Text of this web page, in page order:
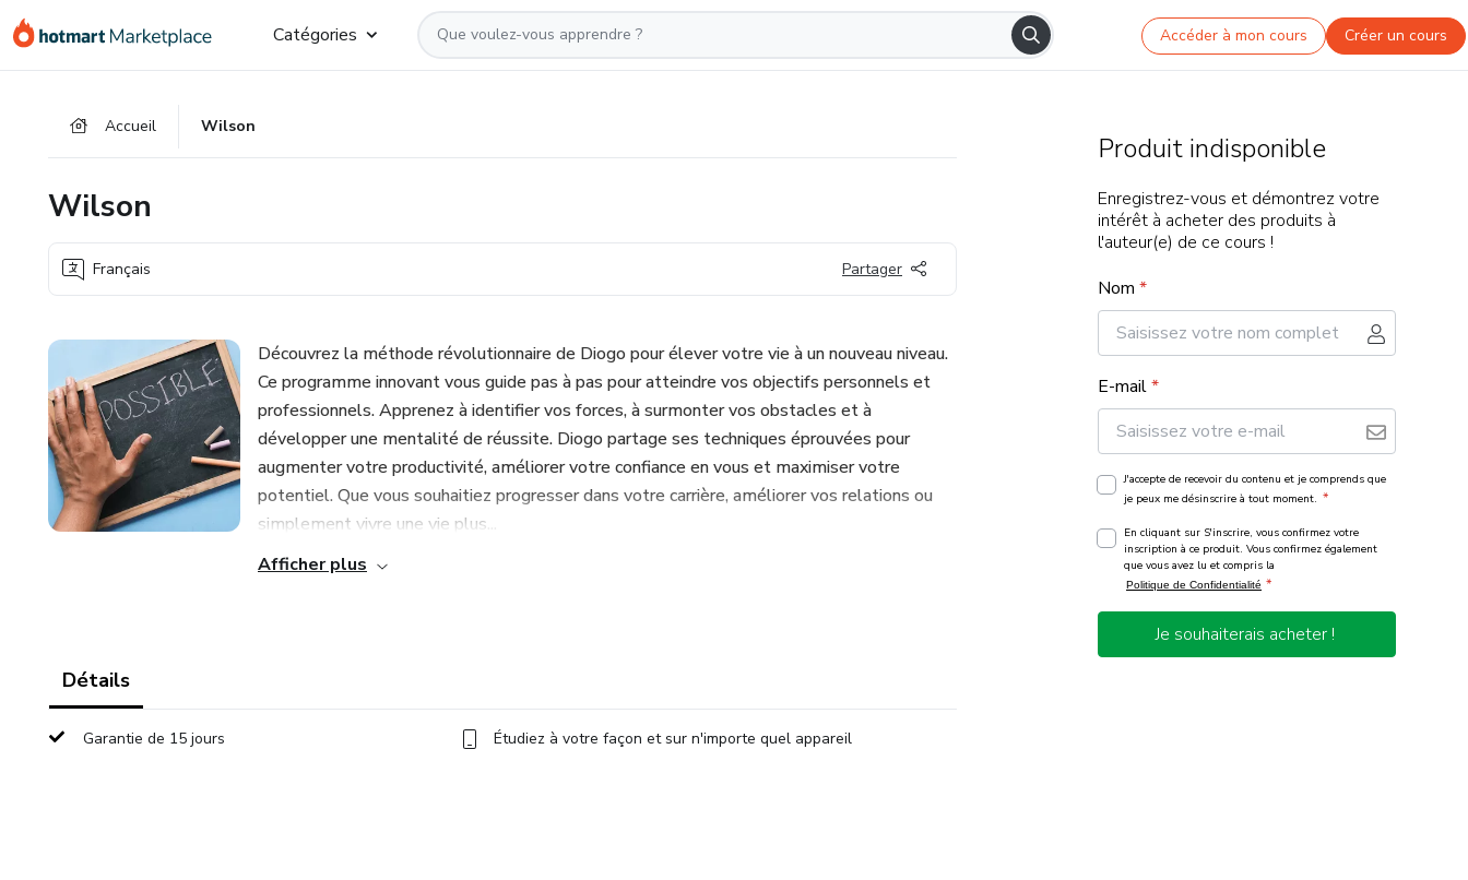
Aller
vers
Procéder
Aller
vers
Catégories Accéder à mon cours Créer un cours
Accueil Wilson
Wilson
Français Partager
Découvrez la méthode révolutionnaire de Diogo pour élever votre vie à un nouveau niveau.
Ce programme innovant vous guide pas à pas pour atteindre vos objectifs personnels et
professionnels. Apprenez à identifier vos forces, à surmonter vos obstacles et à
développer une mentalité de réussite. Diogo partage ses techniques éprouvées pour
augmenter votre productivité, améliorer votre confiance en vous et maximiser votre
potentiel. Que vous souhaitiez progresser dans votre carrière, améliorer vos relations ou
simplement vivre une vie plus...
Afficher plus
Détails
Garantie de 15 jours Étudiez à votre façon et sur n'importe quel appareil
Produit indisponible
Enregistrez-vous et démontrez votre
intérêt à acheter des produits à
l'auteur(e) de ce cours !
Nom *
E-mail*
J'accepte de recevoir du contenu et je comprends que
je peux me désinscrire à tout moment. *
En cliquant sur S'inscrire, vous confirmez votre
inscription à ce produit. Vous confirmez également
que vous avez lu et compris la
Politique de Confidentialité *
Je souhaiterais acheter !